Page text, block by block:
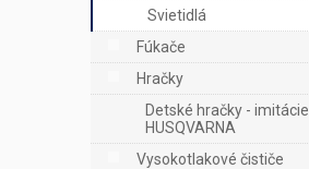
Svietidlá
Fúkače
Hračky
Detské hračky - imitácie
HUSQVARNA
Vysokotlakové čističe